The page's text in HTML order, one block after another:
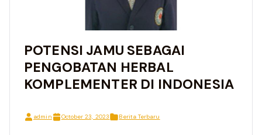
POTENSI JAMU SEBAGAI
PENGOBATAN HERBAL
KOMPLEMENTER DI INDONESIA
admin October 23, 2023 Berita Terbaru